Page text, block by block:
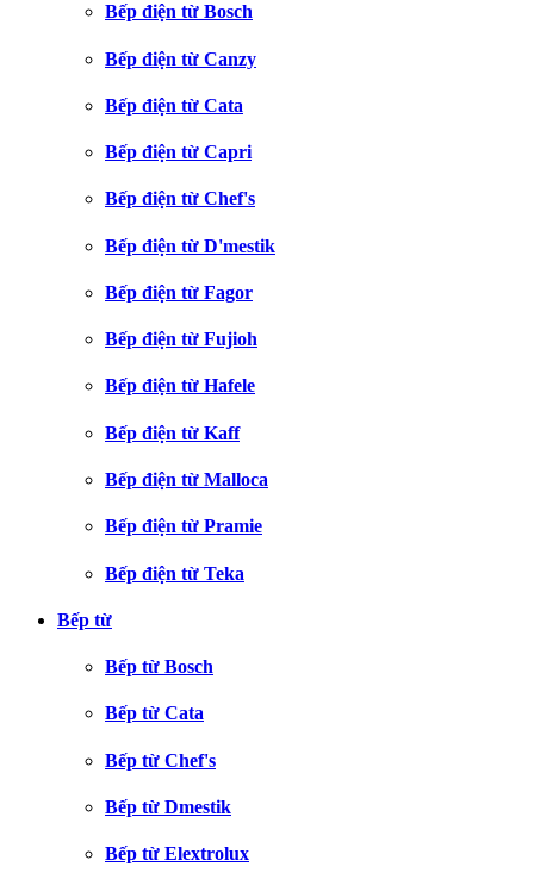
Bếp điện từ Bosch
Bếp điện từ Canzy
Bếp điện từ Cata
Bếp điện từ Capri
Bếp điện từ Chef's
Bếp điện từ D'mestik
Bếp điện từ Fagor
Bếp điện từ Fujioh
Bếp điện từ Hafele
Bếp điện từ Kaff
Bếp điện từ Malloca
Bếp điện từ Pramie
Bếp điện từ Teka
Bếp từ
Bếp từ Bosch
Bếp từ Cata
Bếp từ Chef's
Bếp từ Dmestik
Bếp từ Elextrolux